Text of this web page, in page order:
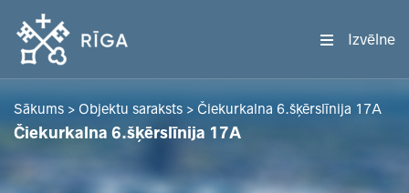
Izvēlne
Sākums > Objektu saraksts > Čiekurkalna 6.šķērslīnija 17A
Čiekurkalna 6.šķērslīnija 17A